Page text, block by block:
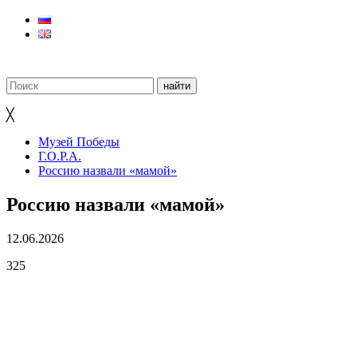
╳
Музей Победы
Г.О.Р.А.
Россию назвали «мамой»
Россию назвали «мамой»
12.06.2026
325